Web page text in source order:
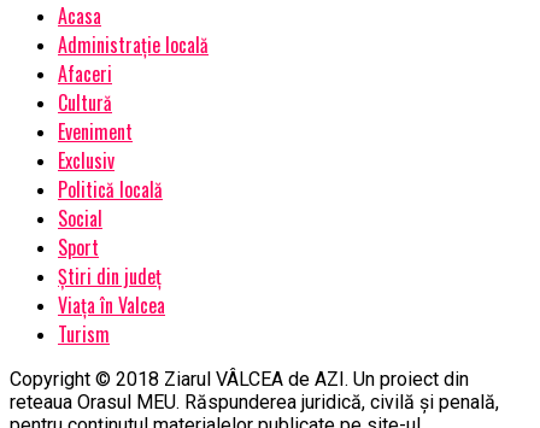
Acasa
Administrație locală
Afaceri
Cultură
Eveniment
Exclusiv
Politică locală
Social
Sport
Știri din județ
Viața în Valcea
Turism
Copyright © 2018 Ziarul VÂLCEA de AZI. Un proiect din
reteaua Orasul MEU. Răspunderea juridică, civilă și penală,